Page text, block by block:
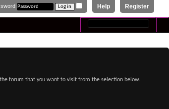
Register
Help
forum that you want to visit from the selection below.